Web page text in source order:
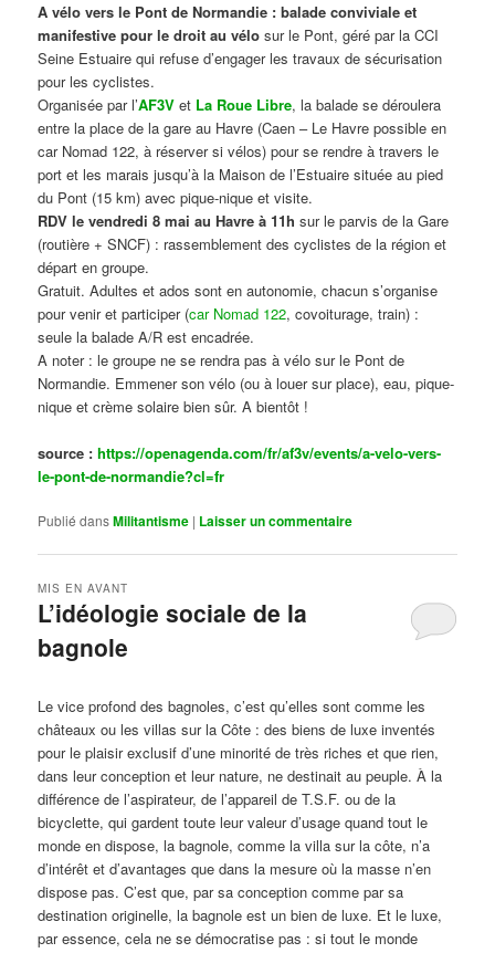
A vélo vers le Pont de Normandie : balade conviviale et
manifestive pour le droit au vélo sur le Pont, géré par la CCI
Seine Estuaire qui refuse d’engager les travaux de sécurisation
pour les cyclistes.
Organisée par l’AF3V et La Roue Libre, la balade se déroulera
entre la place de la gare au Havre (Caen – Le Havre possible en
car Nomad 122, à réserver si vélos) pour se rendre à travers le
port et les marais jusqu’à la Maison de l’Estuaire située au pied
du Pont (15 km) avec pique-nique et visite.
RDV le vendredi 8 mai au Havre à 11h sur le parvis de la Gare
(routière + SNCF) : rassemblement des cyclistes de la région et
départ en groupe.
Gratuit. Adultes et ados sont en autonomie, chacun s’organise
pour venir et participer (car Nomad 122, covoiturage, train) :
seule la balade A/R est encadrée.
A noter : le groupe ne se rendra pas à vélo sur le Pont de
Normandie. Emmener son vélo (ou à louer sur place), eau, pique-
nique et crème solaire bien sûr. A bientôt !
source :https://openagenda.com/fr/af3v/events/a-velo-vers-
le-pont-de-normandie?cl=fr
Publié dansMilitantisme | Laisser un commentaire
L’idéologie sociale de la
bagnole
MIS EN AVANT
Le vice profond des bagnoles, c’est qu’elles sont comme les
châteaux ou les villas sur la Côte : des biens de luxe inventés
pour le plaisir exclusif d’une minorité de très riches et que rien,
dans leur conception et leur nature, ne destinait au peuple. À la
différence de l’aspirateur, de l’appareil de T.S.F. ou de la
bicyclette, qui gardent toute leur valeur d’usage quand tout le
monde en dispose, la bagnole, comme la villa sur la côte, n’a
d’intérêt et d’avantages que dans la mesure où la masse n’en
dispose pas. C’est que, par sa conception comme par sa
destination originelle, la bagnole est un bien de luxe. Et le luxe,
par essence, cela ne se démocratise pas : si tout le monde